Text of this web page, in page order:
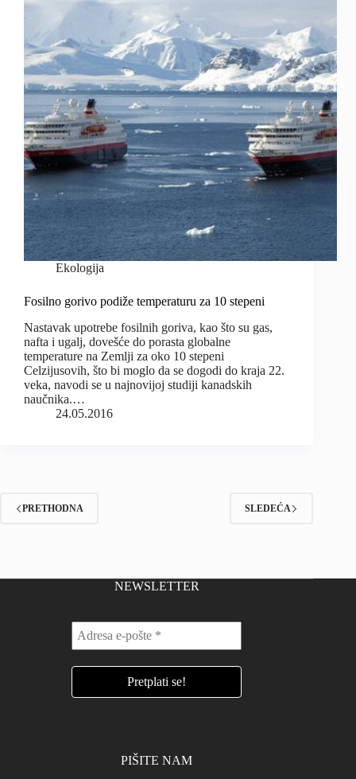
Ekologija
Fosilno gorivo podiže temperaturu za 10 stepeni
Nastavak upotrebe fosilnih goriva, kao što su gas,
nafta i ugalj, dovešće do porasta globalne
temperature na Zemlji za oko 10 stepeni
Celzijusovih, što bi moglo da se dogodi do kraja 22.
veka, navodi se u najnovijoj studiji kanadskih
naučnika.…
24.05.2016
PRETHODNA SLEDEĆA
NEWSLETTER
PIŠITE NAM